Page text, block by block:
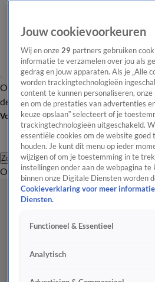
OverzichtAfleveringen Entertainment
de redactieNieuwsbrief
Volg Shownieuws
Zoeken
OverzichtEntertainment
Jouw cookievoorkeuren
Wij en onze 29 partners gebruiken
informatie te verzamelen over jou als
gedrag en jouw apparaten. Als je „Alle
worden trackingtechnologieën
content te kunnen personaliseren,
en om de prestaties van advertenties
keuze opslaan” selecteert of je
trackingtechnologieën uitgeschakeld.
essentiële cookies om de website
houden. Je kunt dit menu op ieder
wijzigen of om je toestemming in te
instellingen onder aan de webpagina te
binnen onze Digitale Diensten worden
Cookieverklaring voor meer
Diensten.
Functioneel & Essentieel
Analytisch